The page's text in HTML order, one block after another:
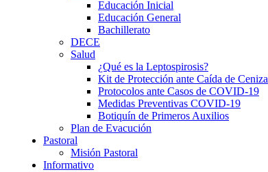
Educación Inicial
Educación General
Bachillerato
DECE
Salud
¿Qué es la Leptospirosis?
Kit de Protección ante Caída de Ceniza
Protocolos ante Casos de COVID-19
Medidas Preventivas COVID-19
Botiquín de Primeros Auxilios
Plan de Evacución
Pastoral
Misión Pastoral
Informativo